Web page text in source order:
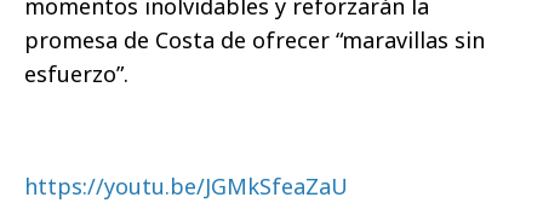
momentos inolvidables y reforzarán la
promesa de Costa de ofrecer “maravillas sin
esfuerzo”.
https://youtu.be/JGMkSfeaZaU